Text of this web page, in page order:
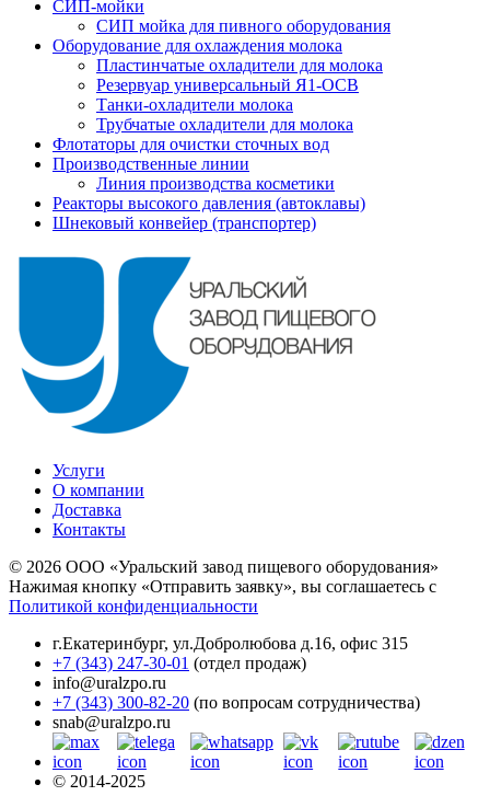
СИП-мойки
СИП мойка для пивного оборудования
Оборудование для охлаждения молока
Пластинчатые охладители для молока
Резервуар универсальный Я1-ОСВ
Танки-охладители молока
Трубчатые охладители для молока
Флотаторы для очистки сточных вод
Производственные линии
Линия производства косметики
Реакторы высокого давления (автоклавы)
Шнековый конвейер (транспортер)
Услуги
О компании
Доставка
Контакты
© 2026 ООО «Уральский завод пищевого оборудования»
Нажимая кнопку «Отправить заявку», вы соглашаетесь с
Политикой конфиденциальности
г.Екатеринбург, ул.Добролюбова д.16, офис 315
+7 (343) 247-30-01 (отдел продаж)
info@uralzpo.ru
+7 (343) 300-82-20 (по вопросам сотрудничества)
snab@uralzpo.ru
© 2014-2025